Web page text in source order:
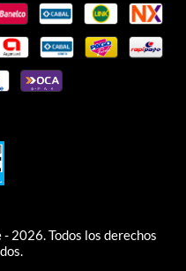
2026. Todos los derechos